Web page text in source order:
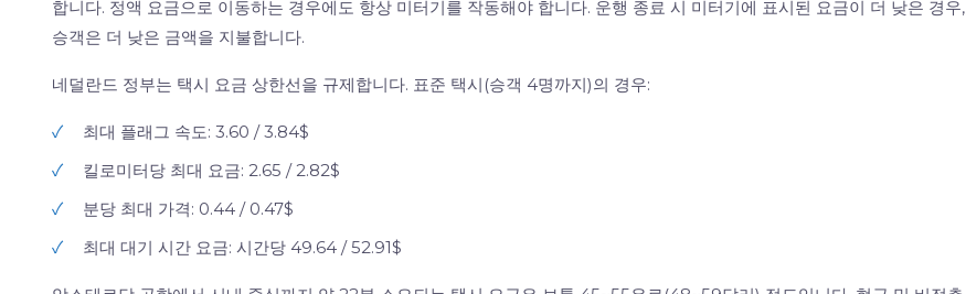
합니다. 정액 요금으로 이동하는 경우에도 항상 미터기를 작동해야 합니다. 운행 종료 시 미터기에 표시된 요금이 더 낮은 경우,
승객은 더 낮은 금액을 지불합니다.
네덜란드 정부는 택시 요금 상한선을 규제합니다. 표준 택시(승객 4명까지)의 경우:
✓
최대 플래그 속도: 3.60 / 3.84$
✓
킬로미터당 최대 요금: 2.65 / 2.82$
✓
분당 최대 가격: 0.44 / 0.47$
✓
최대 대기 시간 요금: 시간당 49.64 / 52.91$